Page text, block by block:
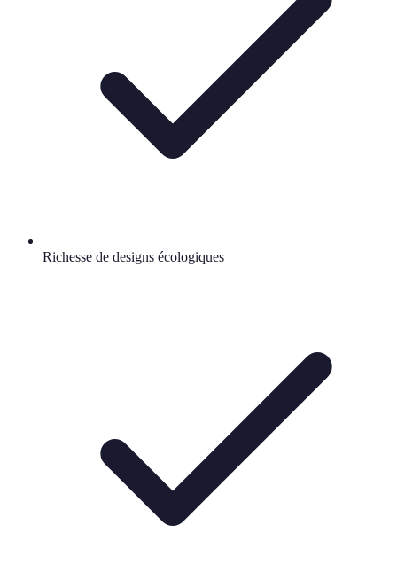
Richesse de designs écologiques